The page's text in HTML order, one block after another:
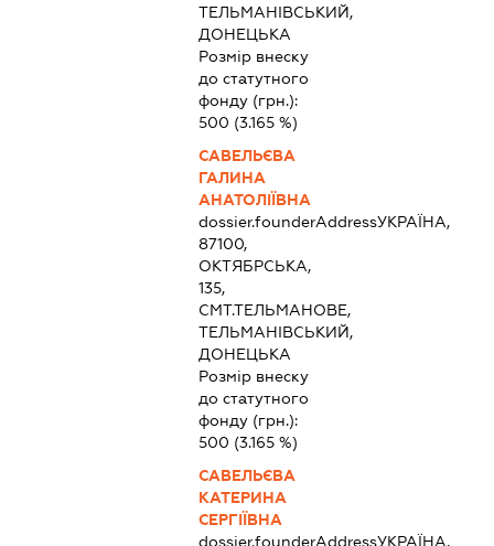
ТЕЛЬМАНІВСЬКИЙ,
ДОНЕЦЬКА
Розмір внеску
до статутного
фонду (грн.):
500 (3.165 %)
САВЕЛЬЄВА
ГАЛИНА
АНАТОЛІЇВНА
dossier.founderAddressУКРАЇНА,
87100,
ОКТЯБРСЬКА,
135,
СМТ.ТЕЛЬМАНОВЕ,
ТЕЛЬМАНІВСЬКИЙ,
ДОНЕЦЬКА
Розмір внеску
до статутного
фонду (грн.):
500 (3.165 %)
САВЕЛЬЄВА
КАТЕРИНА
СЕРГІЇВНА
dossier.founderAddressУКРАЇНА,